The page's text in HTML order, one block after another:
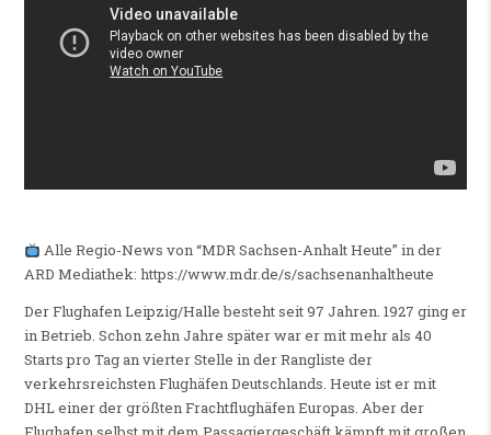
Alle Regio-News von “MDR Sachsen-Anhalt Heute” in der
ARD Mediathek: https://www.mdr.de/s/sachsenanhaltheute
Der Flughafen Leipzig/Halle besteht seit 97 Jahren. 1927 ging er
in Betrieb. Schon zehn Jahre später war er mit mehr als 40
Starts pro Tag an vierter Stelle in der Rangliste der
verkehrsreichsten Flughäfen Deutschlands. Heute ist er mit
DHL einer der größten Frachtflughäfen Europas. Aber der